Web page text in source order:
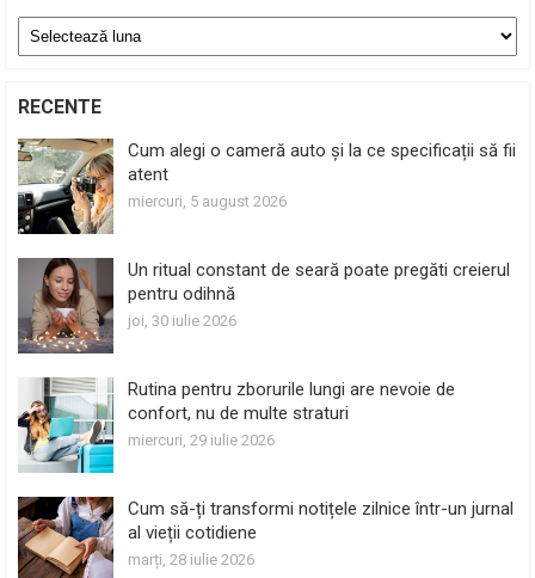
Arhive
RECENTE
Cum alegi o cameră auto și la ce specificații să fii
atent
miercuri, 5 august 2026
Un ritual constant de seară poate pregăti creierul
pentru odihnă
joi, 30 iulie 2026
Rutina pentru zborurile lungi are nevoie de
confort, nu de multe straturi
miercuri, 29 iulie 2026
Cum să-ți transformi notițele zilnice într-un jurnal
al vieții cotidiene
marți, 28 iulie 2026